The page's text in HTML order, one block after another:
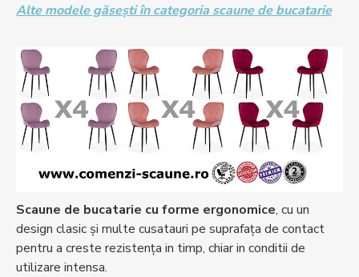
Alte modele găsești în categoria scaune de bucatarie
Scaune de bucatarie cu forme ergonomice, cu un
design clasic și multe cusatauri pe suprafața de contact
pentru a creste rezistența in timp, chiar in conditii de
utilizare intensa.